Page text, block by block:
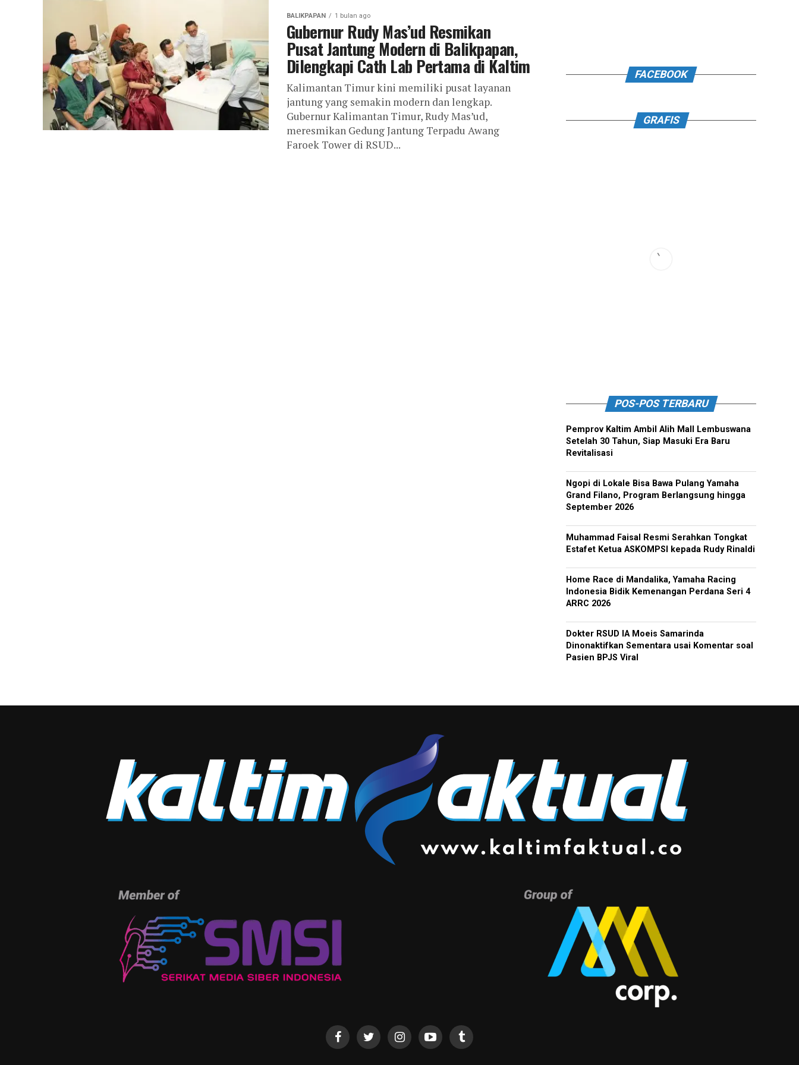
BALIKPAPAN 1 bulan ago
Gubernur Rudy Mas’ud Resmikan
Pusat Jantung Modern di Balikpapan,
Dilengkapi Cath Lab Pertama di Kaltim
Kalimantan Timur kini memiliki pusat layanan
jantung yang semakin modern dan lengkap.
Gubernur Kalimantan Timur, Rudy Mas’ud,
meresmikan Gedung Jantung Terpadu Awang
Faroek Tower di RSUD...
FACEBOOK
GRAFIS
POS-POS TERBARU
Pemprov Kaltim Ambil Alih Mall Lembuswana
Setelah 30 Tahun, Siap Masuki Era Baru
Revitalisasi
Ngopi di Lokale Bisa Bawa Pulang Yamaha
Grand Filano, Program Berlangsung hingga
September 2026
Muhammad Faisal Resmi Serahkan Tongkat
Estafet Ketua ASKOMPSI kepada Rudy Rinaldi
Home Race di Mandalika, Yamaha Racing
Indonesia Bidik Kemenangan Perdana Seri 4
ARRC 2026
Dokter RSUD IA Moeis Samarinda
Dinonaktifkan Sementara usai Komentar soal
Pasien BPJS Viral